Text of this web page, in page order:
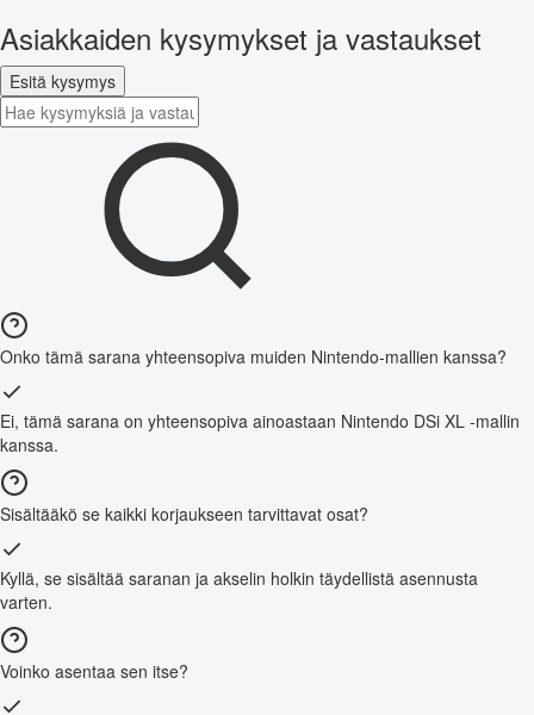
Asiakkaiden kysymykset ja vastaukset
Esitä kysymys
Onko tämä sarana yhteensopiva muiden Nintendo-mallien kanssa?
Ei, tämä sarana on yhteensopiva ainoastaan Nintendo DSi XL -mallin
kanssa.
Sisältääkö se kaikki korjaukseen tarvittavat osat?
Kyllä, se sisältää saranan ja akselin holkin täydellistä asennusta
varten.
Voinko asentaa sen itse?